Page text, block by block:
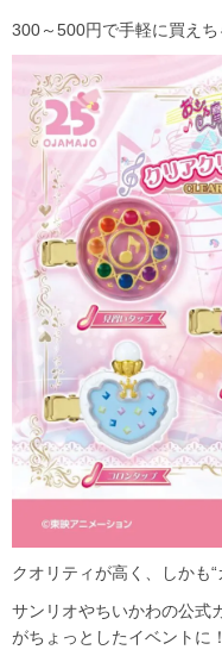
300～500円で手軽に買え
クオリティが高く、しかも
サンリオやちいかわの公式
がちょっとしたイベントに